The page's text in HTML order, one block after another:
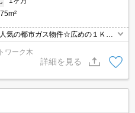
気の都市ガス物件☆広めの１Ｋタ
更津駅徒歩１４分☆都市ガス物件
広めの１Ｋです☆お部屋探しは☆仲
のエイブルネットワーク木更津店
エイブル(^^♪♡
ワーク木
詳細を見る